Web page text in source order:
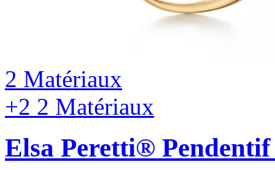
2 Matériaux
+2 2 Matériaux
Elsa Peretti®